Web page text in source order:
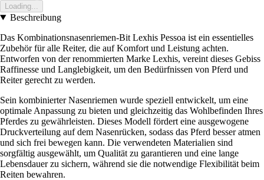
Loading...
Beschreibung
Das Kombinationsnasenriemen-Bit Lexhis Pessoa ist ein essentielles
Zubehör für alle Reiter, die auf Komfort und Leistung achten.
Entworfen von der renommierten Marke Lexhis, vereint dieses Gebiss
Raffinesse und Langlebigkeit, um den Bedürfnissen von Pferd und
Reiter gerecht zu werden.
Sein kombinierter Nasenriemen wurde speziell entwickelt, um eine
optimale Anpassung zu bieten und gleichzeitig das Wohlbefinden Ihres
Pferdes zu gewährleisten. Dieses Modell fördert eine ausgewogene
Druckverteilung auf dem Nasenrücken, sodass das Pferd besser atmen
und sich frei bewegen kann. Die verwendeten Materialien sind
sorgfältig ausgewählt, um Qualität zu garantieren und eine lange
Lebensdauer zu sichern, während sie die notwendige Flexibilität beim
Reiten bewahren.